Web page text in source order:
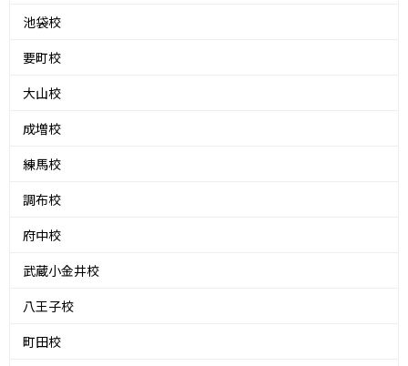
池袋校
要町校
大山校
成増校
練馬校
調布校
府中校
武蔵小金井校
八王子校
町田校